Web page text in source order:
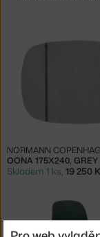
OONA 175X240, GREY
NORMANN
Skladem 1 ks 19 250